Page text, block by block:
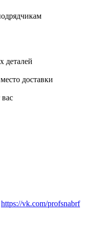
деталей
доставки
https://vk.com/profsnabrf